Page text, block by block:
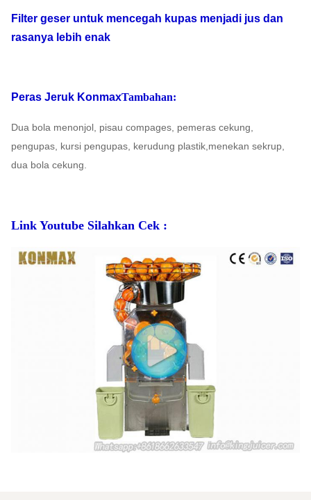
Filter geser untuk mencegah kupas menjadi jus dan
rasanya lebih enak
Peras Jeruk KonmaxTambahan:
Dua bola menonjol, pisau compages, pemeras cekung,
pengupas, kursi pengupas, kerudung plastik, menekan sekrup,
dua bola cekung.
Link Youtube Silahkan Cek :